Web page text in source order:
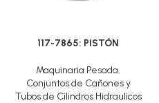
117-7865: PISTÓN
Maquinaria Pesada,
Conjuntos de Cañones y
Tubos de Cilindros Hidraulicos